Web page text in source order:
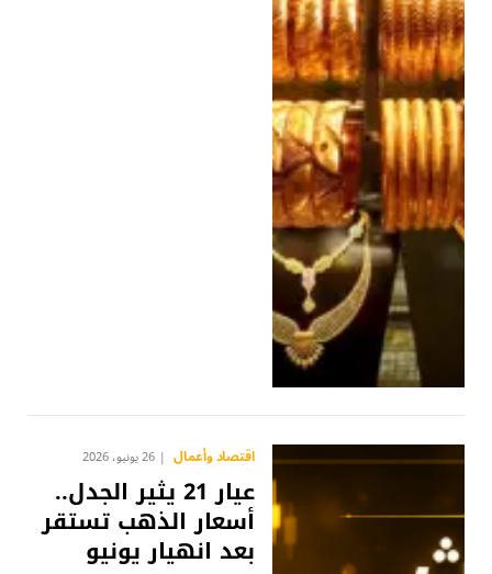
اقتصاد وأعمال 26 يونيو، 2026
عيار 21 يثير الجدل..
أسعار الذهب تستقر
بعد انهيار يونيو